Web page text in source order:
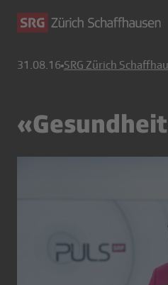
31.08.16 SRG Zürich